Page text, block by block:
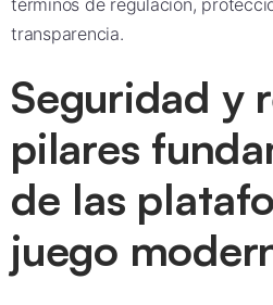
términos de regulación,
transparencia.
Seguridad y
pilares
de las
juego